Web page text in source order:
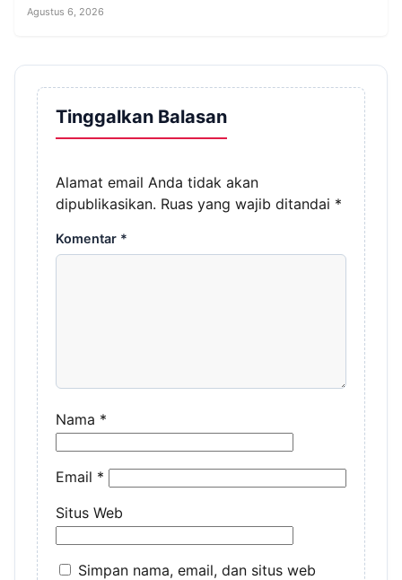
Agustus 6, 2026
Tinggalkan Balasan
Alamat email Anda tidak akan
dipublikasikan. Ruas yang wajib ditandai *
Komentar *
Nama *
Email *
Situs Web
Simpan nama, email, dan situs web